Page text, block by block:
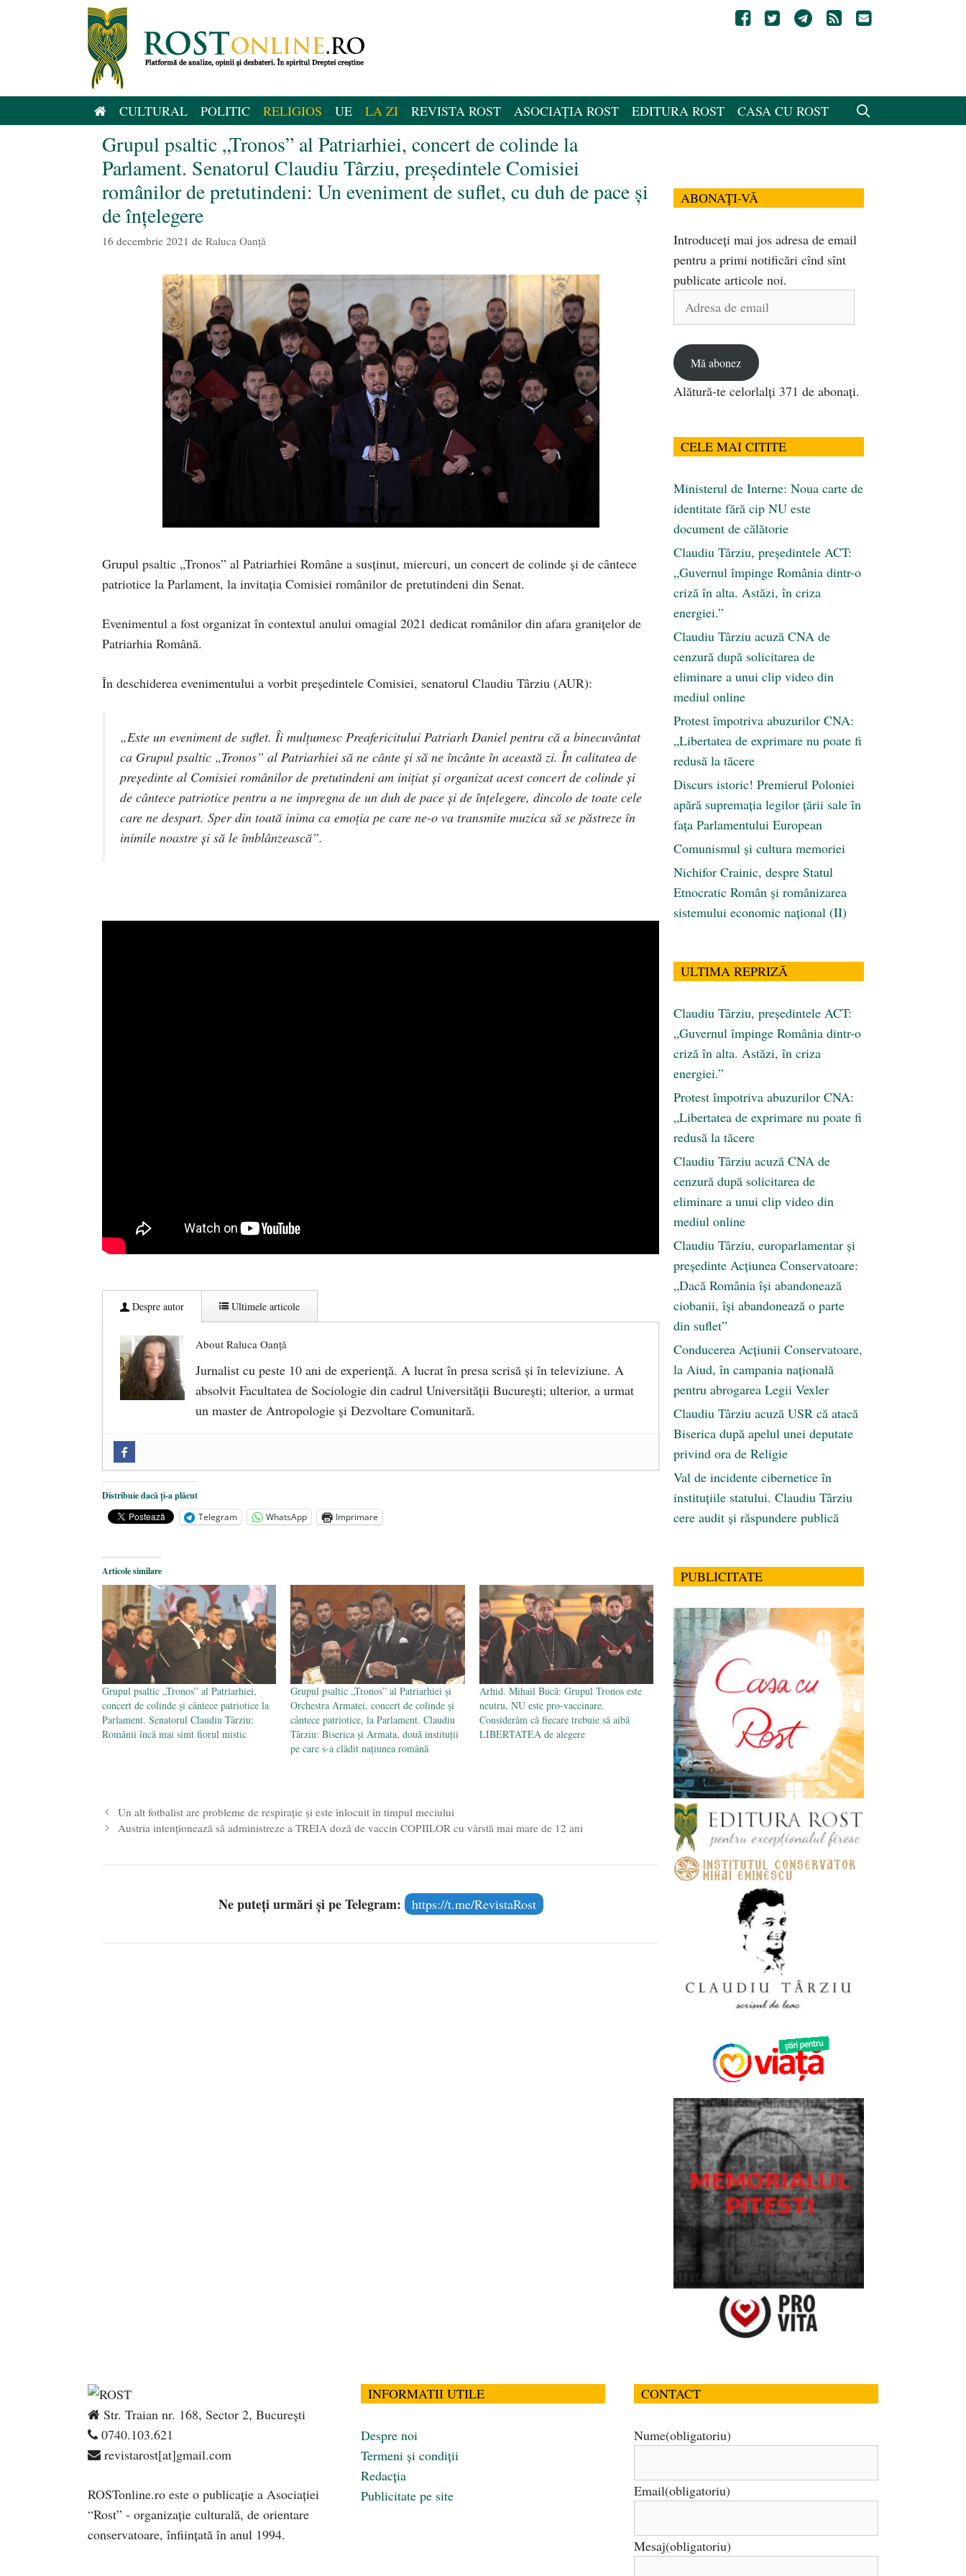
CULTURAL POLITIC RELIGIOS UE LA ZI REVISTA ROST ASOCIAȚIA ROST EDITURA ROST CASA CU ROST
Grupul psaltic „Tronos” al Patriarhiei, concert de colinde la
Parlament. Senatorul Claudiu Târziu, președintele Comisiei
românilor de pretutindeni: Un eveniment de suflet, cu duh de pace și
de înțelegere
16 decembrie 2021 de Raluca Oanță
Grupul psaltic „Tronos” al Patriarhiei Române a susținut, miercuri, un concert de colinde și de cântece
patriotice la Parlament, la invitaţia Comisiei românilor de pretutindeni din Senat.
Evenimentul a fost organizat în contextul anului omagial 2021 dedicat românilor din afara granițelor de
Patriarhia Română.
În deschiderea evenimentului a vorbit președintele Comisiei, senatorul Claudiu Târziu (AUR):
„Este un eveniment de suflet. Îi mulţumesc Preafericitului Patriarh Daniel pentru că a binecuvântat
ca Grupul psaltic „Tronos” al Patriarhiei să ne cânte şi să ne încânte în această zi. În calitatea de
președinte al Comisiei românilor de pretutindeni am inițiat și organizat acest concert de colinde şi
de cântece patriotice pentru a ne impregna de un duh de pace şi de înţelegere, dincolo de toate cele
care ne despart. Sper din toată inima ca emoţia pe care ne-o va transmite muzica să se păstreze în
inimile noastre şi să le îmblânzească”.
Despre autor Ultimele articole
About Raluca Oanță
Jurnalist cu peste 10 ani de experiență. A lucrat în presa scrisă și în televiziune. A
absolvit Facultatea de Sociologie din cadrul Universității București; ulterior, a urmat
un master de Antropologie și Dezvoltare Comunitară.
comemorat la 102 ani de la naștere - 29 iulie 2024
„Carnea cultivată” în laborator, tot mai aproape de autorizare pentru comercializare în UE
iulie 2024
2024
Distribuie dacă ți-a plăcut
Telegram
WhatsApp Imprimare
Articole similare
Grupul psaltic „Tronos” al Patriarhiei,
concert de colinde și cântece patriotice la
Parlament. Senatorul Claudiu Târziu:
Românii încă mai simt fiorul mistic
Grupul psaltic „Tronos” al Patriarhiei și
Orchestra Armatei, concert de colinde și
cântece patriotice, la Parlament. Claudiu
Târziu: Biserica și Armata, două instituții
pe care s-a clădit națiunea română
Arhid. Mihail Bucă: Grupul Tronos este
neutru, NU este pro-vaccinare.
Considerăm că fiecare trebuie să aibă
LIBERTATEA de alegere
Un alt fotbalist are probleme de respirație și este înlocuit în timpul meciului
Austria intenționează să administreze a TREIA doză de vaccin COPIILOR cu vârstă mai mare de 12 ani
Ne puteți urmări și pe Telegram: https://t.me/RevistaRost
ABONAȚI-VĂ
Introduceți mai jos adresa de email
pentru a primi notificări cînd sînt
publicate articole noi.
Adresa
Mă abonez
Alătură-te celorlalți 371 de abonați.
CELE MAI CITITE
Ministerul de Interne: Noua carte de
identitate fără cip NU este
document de călătorie
Claudiu Târziu, președintele ACT:
„Guvernul împinge România dintr-o
criză în alta. Astăzi, în criza
energiei.”
Claudiu Târziu acuză CNA de
cenzură după solicitarea de
eliminare a unui clip video din
mediul online
Protest împotriva abuzurilor CNA:
„Libertatea de exprimare nu poate fi
redusă la tăcere
Discurs istoric! Premierul Poloniei
apără supremația legilor țării sale în
fața Parlamentului European
Comunismul şi cultura memoriei
Nichifor Crainic, despre Statul
Etnocratic Român şi românizarea
sistemului economic naţional (II)
ULTIMA REPRIZĂ
Claudiu Târziu, președintele ACT:
„Guvernul împinge România dintr-o
criză în alta. Astăzi, în criza
energiei.”
Protest împotriva abuzurilor CNA:
„Libertatea de exprimare nu poate fi
redusă la tăcere
Claudiu Târziu acuză CNA de
cenzură după solicitarea de
eliminare a unui clip video din
mediul online
Claudiu Târziu, europarlamentar și
președinte Acțiunea Conservatoare:
„Dacă România își abandonează
ciobanii, își abandonează o parte
din suflet”
Conducerea Acțiunii Conservatoare,
la Aiud, în campania națională
pentru abrogarea Legii Vexler
Claudiu Târziu acuză USR că atacă
Biserica după apelul unei deputate
privind ora de Religie
Val de incidente cibernetice în
instituțiile statului. Claudiu Târziu
cere audit și răspundere publică
PUBLICITATE
Str. Traian nr. 168, Sector 2, București
0740.103.621
revistarost[at]gmail.com
ROSTonline.ro este o publicaţie a Asociaţiei
“Rost” - organizaţie culturală, de orientare
conservatoare, înfiinţată în anul 1994.
INFORMATII UTILE
Despre noi
Termeni și condiții
Redacția
Publicitate pe site
CONTACT
Nume(obligatoriu)
Email(obligatoriu)
Mesaj(obligatoriu)